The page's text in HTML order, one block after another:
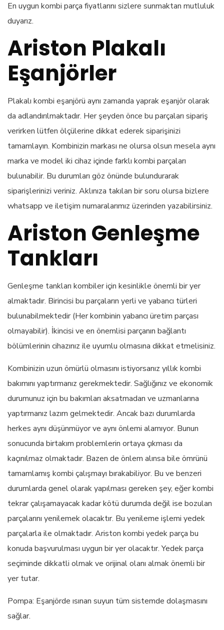
En uygun kombi parça fiyatlarını sizlere sunmaktan mutluluk
duyarız.
Ariston Plakalı
Eşanjörler
Plakalı kombi eşanjörü aynı zamanda yaprak eşanjör olarak
da adlandırılmaktadır. Her şeyden önce bu parçaları sipariş
verirken lütfen ölçülerine dikkat ederek siparişinizi
tamamlayın. Kombinizin markası ne olursa olsun mesela aynı
marka ve model iki cihaz içinde farklı kombi parçaları
bulunabilir. Bu durumları göz önünde bulundurarak
siparişlerinizi veriniz. Aklınıza takılan bir soru olursa bizlere
whatsapp ve iletişim numaralarımız üzerinden yazabilirsiniz.
Ariston Genleşme
Tankları
Genleşme tankları kombiler için kesinlikle önemli bir yer
almaktadır. Birincisi bu parçaların yerli ve yabancı türleri
bulunabilmektedir (Her kombinin yabancı üretim parçası
olmayabilir). İkincisi ve en önemlisi parçanın bağlantı
bölümlerinin cihazınız ile uyumlu olmasına dikkat etmelisiniz.
Kombinizin uzun ömürlü olmasını istiyorsanız yıllık kombi
bakımını yaptırmanız gerekmektedir. Sağlığınız ve ekonomik
durumunuz için bu bakımları aksatmadan ve uzmanlarına
yaptırmanız lazım gelmektedir. Ancak bazı durumlarda
herkes aynı düşünmüyor ve aynı önlemi alamıyor. Bunun
sonucunda birtakım problemlerin ortaya çıkması da
kaçınılmaz olmaktadır. Bazen de önlem alınsa bile ömrünü
tamamlamış kombi çalışmayı bırakabiliyor. Bu ve benzeri
durumlarda genel olarak yapılması gereken şey, eğer kombi
tekrar çalışamayacak kadar kötü durumda değil ise bozulan
parçalarını yenilemek olacaktır. Bu yenileme işlemi yedek
parçalarla ile olmaktadır. Ariston kombi yedek parça bu
konuda başvurulması uygun bir yer olacaktır. Yedek parça
seçiminde dikkatli olmak ve orijinal olanı almak önemli bir
yer tutar.
Pompa: Eşanjörde ısınan suyun tüm sistemde dolaşmasını
sağlar.